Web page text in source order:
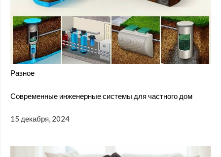
Разное
Современные инженерные системы для частного дом
15 декабря, 2024